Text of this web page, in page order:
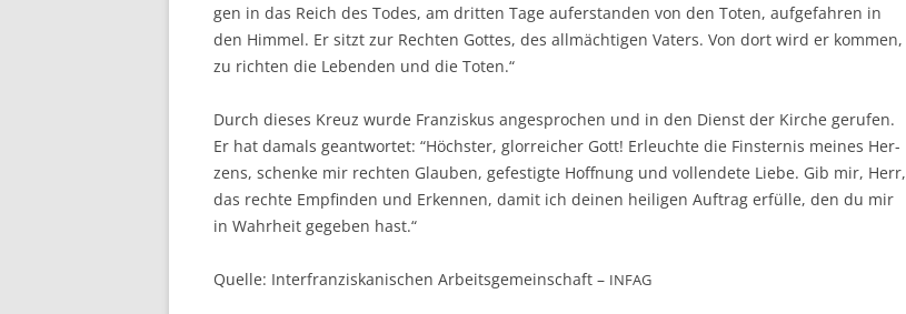
gen in das Reich des Todes, am drit­ten Tage auf­er­stan­den von den Toten, auf­ge­fah­ren in
den Him­mel. Er sitzt zur Rech­ten Got­tes, des all­mäch­ti­gen Vaters. Von dort wird er kom­men,
zu rich­ten die Leben­den und die Toten.“
Durch die­ses Kreuz wur­de Fran­zis­kus ange­spro­chen und in den Dienst der Kir­che geru­fen.
Er hat damals geant­wor­tet: “Höchs­ter, glor­rei­cher Gott! Erleuch­te die Fins­ter­nis mei­nes Her­
zens, schen­ke mir rech­ten Glau­ben, gefes­tig­te Hoff­nung und voll­ende­te Lie­be. Gib mir, Herr,
das rech­te Emp­fin­den und Erken­nen, damit ich dei­nen hei­li­gen Auf­trag erfül­le, den du mir
in Wahr­heit gege­ben hast.“
Quel­le: Inter­fran­zis­ka­ni­schen Arbeits­ge­mein­schaft – INFAG